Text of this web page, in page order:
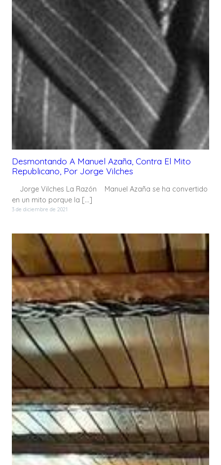
Desmontando A Manuel Azaña, Contra El Mito
Republicano, Por Jorge Vilches
Jorge Vilches La Razón Manuel Azaña se ha convertido
en un mito porque la […]
3 de diciembre de 2021